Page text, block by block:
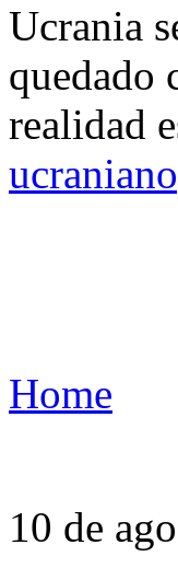
Ucrania
quedado
realidad
Home
10 de